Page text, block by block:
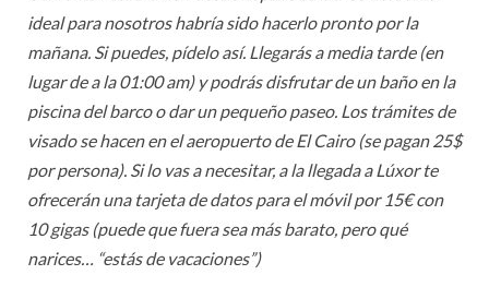
ideal para nosotros habría sido hacerlo pronto por la
mañana. Si puedes, pídelo así. Llegarás a media tarde (en
lugar de a la 01:00 am) y podrás disfrutar de un baño en la
piscina del barco o dar un pequeño paseo. Los trámites de
visado se hacen en el aeropuerto de El Cairo (se pagan 25$
por persona). Si lo vas a necesitar, a la llegada a Lúxor te
ofrecerán una tarjeta de datos para el móvil por 15€ con
10 gigas (puede que fuera sea más barato, pero qué
narices… “estás de vacaciones”)